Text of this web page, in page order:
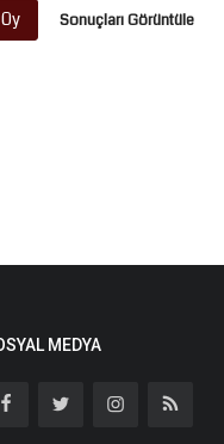
Oy Sonuçları Görüntüle
MEDYA